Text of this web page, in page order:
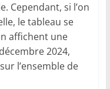
Cependant, si l’on
le tableau se
affichent une
2024,
l’ensemble de